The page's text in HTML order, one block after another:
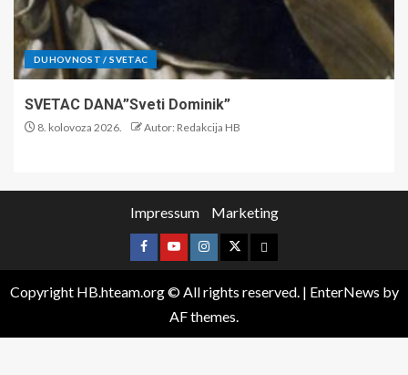
DUHOVNOST / SVETAC
SVETAC DANA”Sveti Dominik”
8. kolovoza 2026. Autor: Redakcija HB
Impressum Marketing
Copyright HB.hteam.org © All rights reserved. | EnterNews by
AF themes.